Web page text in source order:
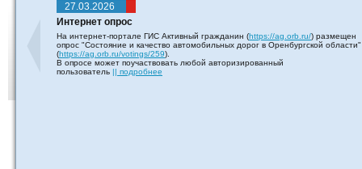
27.03.2026
Интернет опрос
На интернет-портале ГИС Активный гражданин (https://ag.orb.ru/) размещен
опрос "Состояние и качество автомобильных дорог в Оренбургской области"
(https://ag.orb.ru/votings/259).
В опросе может поучаствовать любой авторизированный
пользователь || подробнее